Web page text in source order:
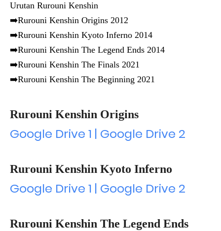
Urutan Rurouni Kenshin
➡️Rurouni Kenshin Origins 2012
➡️Rurouni Kenshin Kyoto Inferno 2014
➡️Rurouni Kenshin The Legend Ends 2014
➡️Rurouni Kenshin The Finals 2021
➡️Rurouni Kenshin The Beginning 2021
Rurouni Kenshin Origins
Google Drive 1 | Google Drive 2
Rurouni Kenshin Kyoto Inferno
Google Drive 1 | Google Drive 2
Rurouni Kenshin The Legend Ends